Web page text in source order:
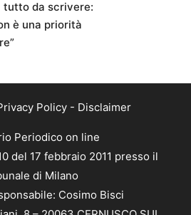
tutto da scrivere:
è una priorità
Policy- Disclaimer
Periodico on line
del 17 febbraio 2011 presso il
di Milano
Cosimo Bisci